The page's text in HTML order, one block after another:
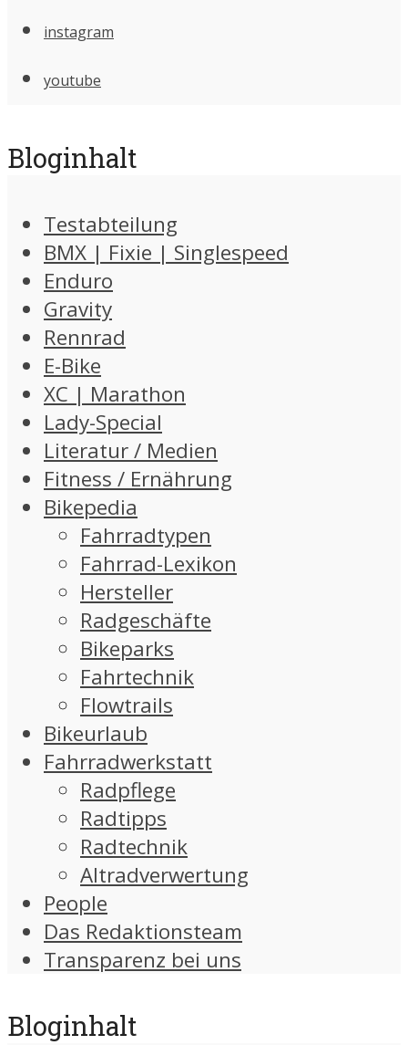
instagram
youtube
Bloginhalt
Testabteilung
BMX | Fixie | Singlespeed
Enduro
Gravity
Rennrad
E-Bike
XC | Marathon
Lady-Special
Literatur / Medien
Fitness / Ernährung
Bikepedia
Fahrradtypen
Fahrrad-Lexikon
Hersteller
Radgeschäfte
Bikeparks
Fahrtechnik
Flowtrails
Bikeurlaub
Fahrradwerkstatt
Radpflege
Radtipps
Radtechnik
Altradverwertung
People
Das Redaktionsteam
Transparenz bei uns
Bloginhalt